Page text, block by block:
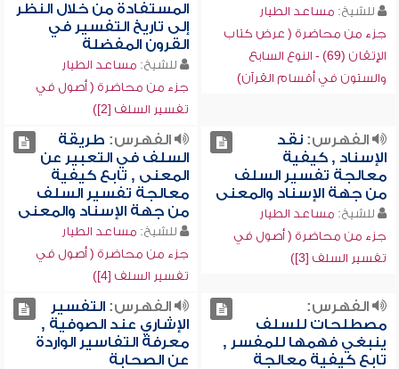
للشيخ: مساعد الطيار
جزء من محاضرة ( عرض كتاب
الإتقان (69) - النوع السابع
والستون في أقسام القرآن)
المستفادة من خلال النظر
إلى تاريخ التفسير في
القرون المفضلة
للشيخ: مساعد الطيار
جزء من محاضرة ( أصول في
تفسير السلف [2])
الفهرس:نقد
الإسناد , كيفية
معالجة تفسير السلف
من جهة الإسناد والمعنى
للشيخ: مساعد الطيار
جزء من محاضرة ( أصول في
تفسير السلف [3])
الفهرس: طريقة
السلف في التعبير عن
المعنى , تابع كيفية
معالجة تفسير السلف
من جهة الإسناد والمعنى
للشيخ: مساعد الطيار
جزء من محاضرة ( أصول في
تفسير السلف [4])
الفهرس:
مصطلحات للسلف
ينبغي فهمها للمفسر ,
تابع كيفية معالجة
الفهرس:التفسير
الإشاري عند الصوفية ,
معرفة التفاسير الواردة
عن الصحابة